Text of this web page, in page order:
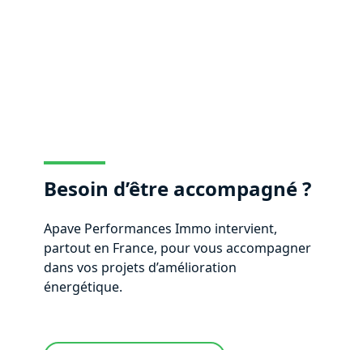
Besoin d’être accompagné ?
Apave Performances Immo intervient,
partout en France, pour vous accompagner
dans vos projets d’amélioration
énergétique.